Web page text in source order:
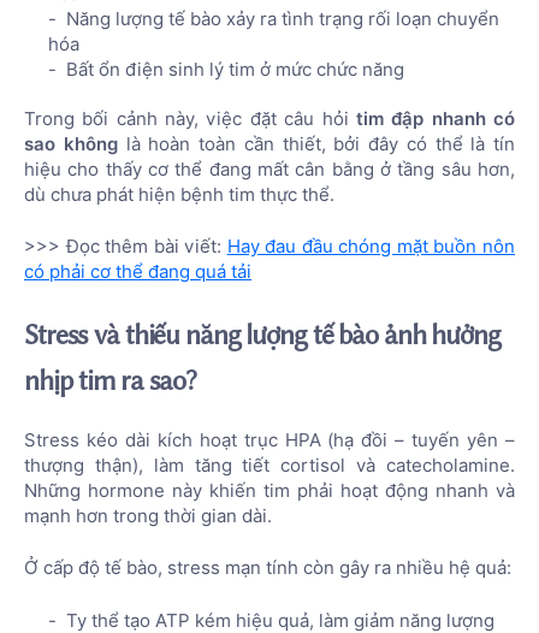
Năng lượng tế bào xảy ra tình trạng rối loạn chuyển
hóa
Bất ổn điện sinh lý tim ở mức chức năng
Trong bối cảnh này, việc đặt câu hỏi tim đập nhanh có
sao khônglà hoàn toàn cần thiết, bởi đây có thể là tín
hiệu cho thấy cơ thể đang mất cân bằng ở tầng sâu hơn,
dù chưa phát hiện bệnh tim thực thể.
>>> Đọc thêm bài viết: Hay đau đầu chóng mặt buồn nôn
có phải cơ thể đang quá tải
Stress và thiếu năng lượng tế bào ảnh hưởng
nhịp tim ra sao?
Stress kéo dài kích hoạt trục HPA (hạ đồi – tuyến yên –
thượng thận), làm tăng tiết cortisol và catecholamine.
Những hormone này khiến tim phải hoạt động nhanh và
mạnh hơn trong thời gian dài.
Ở cấp độ tế bào, stress mạn tính còn gây ra nhiều hệ quả:
Ty thể tạo ATP kém hiệu quả, làm giảm năng lượng